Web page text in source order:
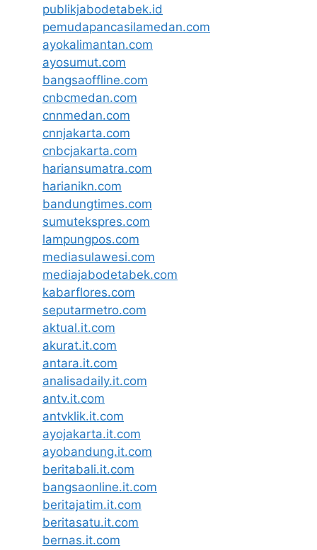
publikjabodetabek.id
pemudapancasilamedan.com
ayokalimantan.com
ayosumut.com
bangsaoffline.com
cnbcmedan.com
cnnmedan.com
cnnjakarta.com
cnbcjakarta.com
hariansumatra.com
harianikn.com
bandungtimes.com
sumutekspres.com
lampungpos.com
mediasulawesi.com
mediajabodetabek.com
kabarflores.com
seputarmetro.com
aktual.it.com
akurat.it.com
antara.it.com
analisadaily.it.com
antv.it.com
antvklik.it.com
ayojakarta.it.com
ayobandung.it.com
beritabali.it.com
bangsaonline.it.com
beritajatim.it.com
beritasatu.it.com
bernas.it.com